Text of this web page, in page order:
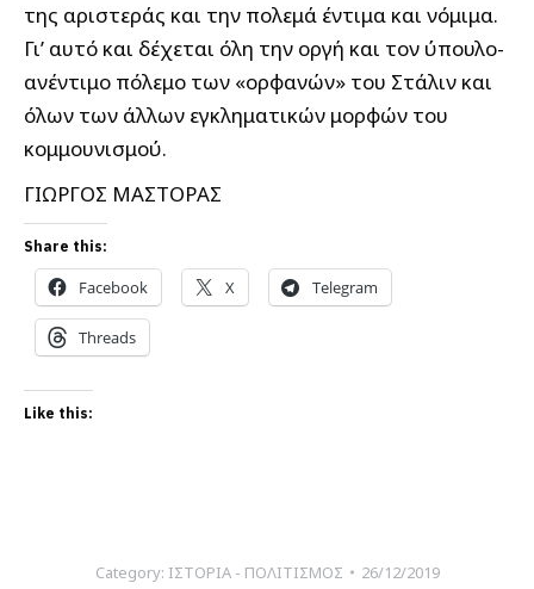
της αριστεράς και την πολεμά έντιμα και νόμιμα.
Γι’ αυτό και δέχεται όλη την οργή και τον ύπουλο-
ανέντιμο πόλεμο των «ορφανών» του Στάλιν και
όλων των άλλων εγκληματικών μορφών του
κομμουνισμού.
ΓΙΩΡΓΟΣ ΜΑΣΤΟΡΑΣ
Share this:
Facebook X Telegram
Threads
Like this:
Category: ΙΣΤΟΡΙΑ - ΠΟΛΙΤΙΣΜΟΣ 26/12/2019